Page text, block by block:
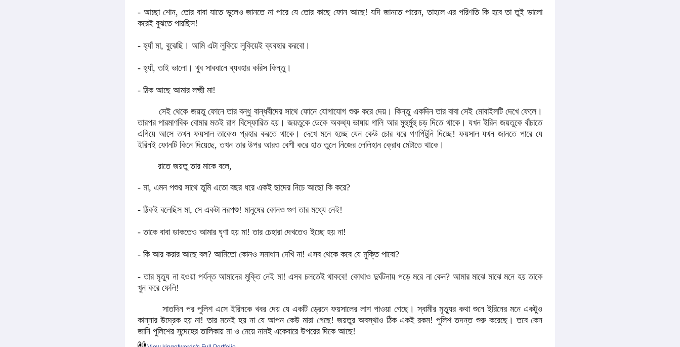
- আচ্ছা শোন, তোর বাবা যাতে ভুলেও জানতে না পারে যে তোর কাছে ফোন আছে! যদি জানতে পারেন, তাহলে এর পরিণতি কি হবে তা তুই ভালো
করেই বুঝতে পারছিস!
- হ্যাঁ মা, বুঝেছি। আমি এটা লুকিয়ে লুকিয়েই ব্যবহার করবো।
- হ্যাঁ, তাই ভালো। খুব সাবধানে ব্যবহার করিস কিন্তু।
- ঠিক আছে আমার লক্ষ্মী মা!
সেই থেকে জয়তু ফোনে তার বন্ধু বান্ধবীদের সাথে ফোনে যোগাযোগ শুরু করে দেয়। কিন্তু একদিন তার বাবা সেই মোবাইলটি দেখে ফেলে।
তারপর পারমাণবিক বোমার মতই রাগ বিস্ফোরিত হয়। জয়তুকে ডেকে অকথ্য ভাষায় গালি আর মুহুর্মুহু চড় দিতে থাকে। যখন ইরিন জয়তুকে বাঁচাতে
এগিয়ে আসে তখন ফয়সাল তাকেও প্রহার করতে থাকে। দেখে মনে হচ্ছে যেন কেউ চোর ধরে গণপিটুনি দিচ্ছে! ফয়সাল যখন জানতে পারে যে
ইরিনই ফোনটি কিনে দিয়েছে, তখন তার উপর আরও বেশী করে হাত তুলে নিজের লেলিহান ক্রোধ মেটাতে থাকে।
রাতে জয়তু তার মাকে বলে,
- মা, এমন পশুর সাথে তুমি এতো বছর ধরে একই ছাদের নিচে আছো কি করে?
- ঠিকই বলেছিস মা, সে একটা নরপশু! মানুষের কোনও গুণ তার মধ্যে নেই!
- তাকে বাবা ডাকতেও আমার ঘৃণা হয় মা! তার চেহারা দেখতেও ইচ্ছে হয় না!
- কি আর করার আছে বল? আমিতো কোনও সমাধান দেখি না! এসব থেকে কবে যে মুক্তি পাবো?
- তার মৃত্যু না হওয়া পর্যন্ত আমাদের মুক্তি নেই মা! এসব চলতেই থাকবে! কোথাও দুর্ঘটনায় পড়ে মরে না কেন? আমার মাঝে মাঝে মনে হয় তাকে
খুন করে ফেলি!
সাতদিন পর পুলিশ এসে ইরিনকে খবর দেয় যে একটি ড্রেনে ফয়সালের লাশ পাওয়া গেছে। স্বামীর মৃত্যুর কথা শুনে ইরিনের মনে একটুও
কান্নার উদ্রেক হয় না! তার মনেই হয় না যে আপন কেউ মারা গেছে! জয়তুর অবস্থাও ঠিক একই রকম! পুলিশ তদন্ত শুরু করেছে। তবে কেন
জানি পুলিশের সন্দেহের তালিকায় মা ও মেয়ে নামই একেবারে উপরের দিকে আছে!